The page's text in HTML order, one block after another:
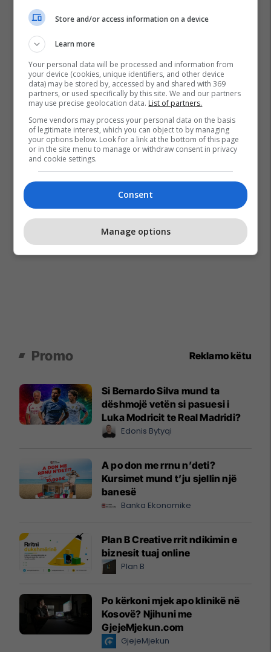
Promo Reklamo këtu
Si Bernardo Silva mund ta
dëshmojë vetën si pasuesi i
Luka Modricit te Real Madridi?
Edonis Bytyqi
A po don me rrnu n’deti?
Kursimet mund t’ju sjellin një
banesë
Banka Ekonomike
Plan B Creative rrit ndikimin e
biznesit tuaj online
Plan B
Po kërkoni mjek apo klinikë në
Kosovë? Njihuni me
GjejeMjekun.com
GjejeMjekun
Store and/or access information on a device
Learn more
Your personal data will be processed and information from
your device (cookies, unique identifiers, and other device
data) may be stored by, accessed by and shared with 369
partners, or used specifically by this site. We and our partners
may use precise geolocation data. List of partners.
Some vendors may process your personal data on the basis
of legitimate interest, which you can object to by managing
your options below. Look for a link at the bottom of this page
or in the site menu to manage or withdraw consent in privacy
and cookie settings.
Consent
Manage options